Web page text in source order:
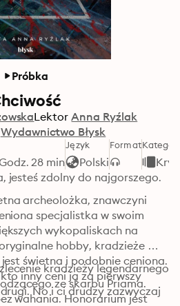
Próbka
Lektor Anna Ryźlak
Wydawnictwo Błysk
Godz. 28 min
Język
Polski
Format
archeolożka, znawczyni
specjalistka w swoim
wykopaliskach na
hobby, kradzieże
świetna i podobnie ceniona.
inny ceni ją za pierwszy
No i ci drudzy zazwyczaj
kradzieży legendarnego
ze skarbu Priama.
wahania. Honorarium jest